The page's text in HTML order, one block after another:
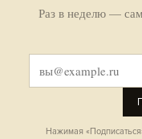
Раз в неделю —
Нажимая